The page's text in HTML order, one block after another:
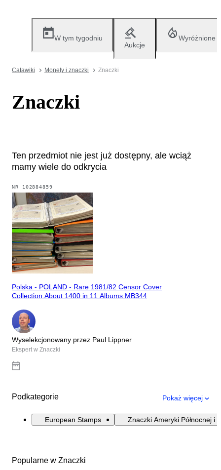
W tym tygodniu
Aukcje
Wyróżnione
Catawiki Monety i znaczki Znaczki
Znaczki
Ten przedmiot nie jest już dostępny, ale wciąż
mamy wiele do odkrycia
NR 102884859
Polska - POLAND - Rare 1981/82 Censor Cover
Collection.About 1400 in 11 Albums MB344
Wyselekcjonowany przez Paul Lippner
Ekspert w Znaczki
Podkategorie Pokaż więcej
European Stamps Znaczki Ameryki Północnej i
Popularne w Znaczki